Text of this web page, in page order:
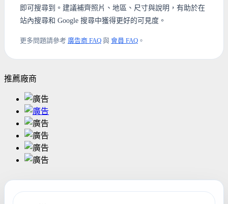
即可搜尋到。建議補齊照片、地區、尺寸與說明，有助於在
站內搜尋和 Google 搜尋中獲得更好的可見度。
更多問題請參考 廣告商 FAQ 與 會員 FAQ 。
推薦廠商